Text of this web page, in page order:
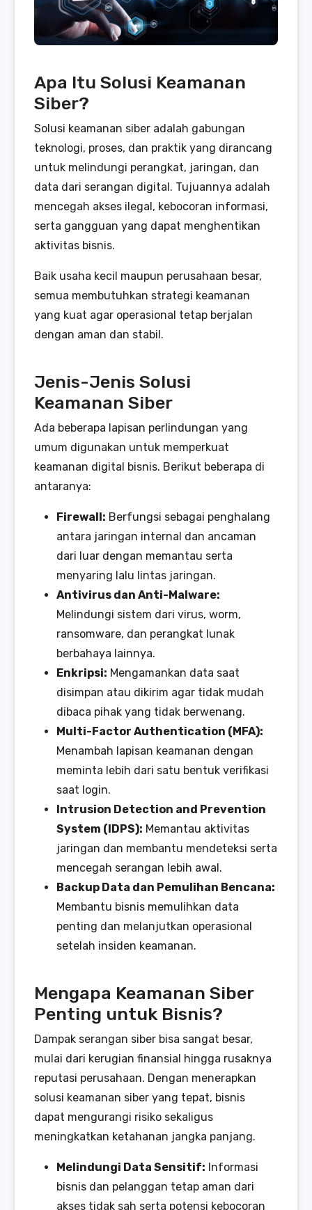
Apa Itu Solusi Keamanan
Siber?
Solusi keamanan siber adalah gabungan
teknologi, proses, dan praktik yang dirancang
untuk melindungi perangkat, jaringan, dan
data dari serangan digital. Tujuannya adalah
mencegah akses ilegal, kebocoran informasi,
serta gangguan yang dapat menghentikan
aktivitas bisnis.
Baik usaha kecil maupun perusahaan besar,
semua membutuhkan strategi keamanan
yang kuat agar operasional tetap berjalan
dengan aman dan stabil.
Jenis-Jenis Solusi
Keamanan Siber
Ada beberapa lapisan perlindungan yang
umum digunakan untuk memperkuat
keamanan digital bisnis. Berikut beberapa di
antaranya:
Firewall: Berfungsi sebagai penghalang
antara jaringan internal dan ancaman
dari luar dengan memantau serta
menyaring lalu lintas jaringan.
Antivirus dan Anti-Malware:
Melindungi sistem dari virus, worm,
ransomware, dan perangkat lunak
berbahaya lainnya.
Enkripsi: Mengamankan data saat
disimpan atau dikirim agar tidak mudah
dibaca pihak yang tidak berwenang.
Multi-Factor Authentication (MFA):
Menambah lapisan keamanan dengan
meminta lebih dari satu bentuk verifikasi
saat login.
Intrusion Detection and Prevention
System (IDPS): Memantau aktivitas
jaringan dan membantu mendeteksi serta
mencegah serangan lebih awal.
Backup Data dan Pemulihan Bencana:
Membantu bisnis memulihkan data
penting dan melanjutkan operasional
setelah insiden keamanan.
Mengapa Keamanan Siber
Penting untuk Bisnis?
Dampak serangan siber bisa sangat besar,
mulai dari kerugian finansial hingga rusaknya
reputasi perusahaan. Dengan menerapkan
solusi keamanan siber yang tepat, bisnis
dapat mengurangi risiko sekaligus
meningkatkan ketahanan jangka panjang.
Melindungi Data Sensitif: Informasi
bisnis dan pelanggan tetap aman dari
akses tidak sah serta potensi kebocoran